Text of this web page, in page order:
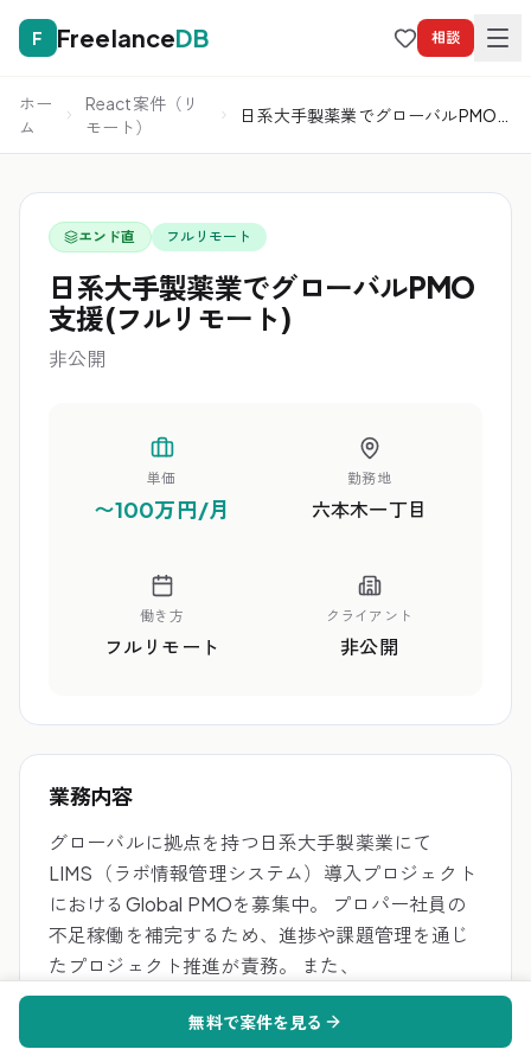
F FreelanceDB 相談
ホー
ム
React案件（リ
モート）
日系大手製薬業でグローバルPMO
エンド直 フルリモート
日系大手製薬業でグローバルPMO
支援(フルリモート)
非公開
単価
〜100万円/月
勤務地
六本木一丁目
働き方
フルリモート
クライアント
非公開
業務内容
グローバルに拠点を持つ日系大手製薬業にて
LIMS（ラボ情報管理システム）導入プロジェクト
におけるGlobal PMOを募集中。 プロパー社員の
不足稼働を補完するため、進捗や課題管理を通じ
たプロジェクト推進が責務。 また、
Singapore/China拠点のベンダーマネジメントや
US/EUの海外支社へのシステム展開が想定されま
無料で案件を見る